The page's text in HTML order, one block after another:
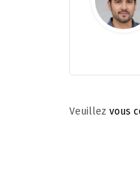
Veuillez vous